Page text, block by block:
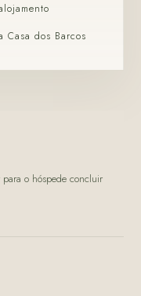
Casa dos Barcos
o hóspede concluir